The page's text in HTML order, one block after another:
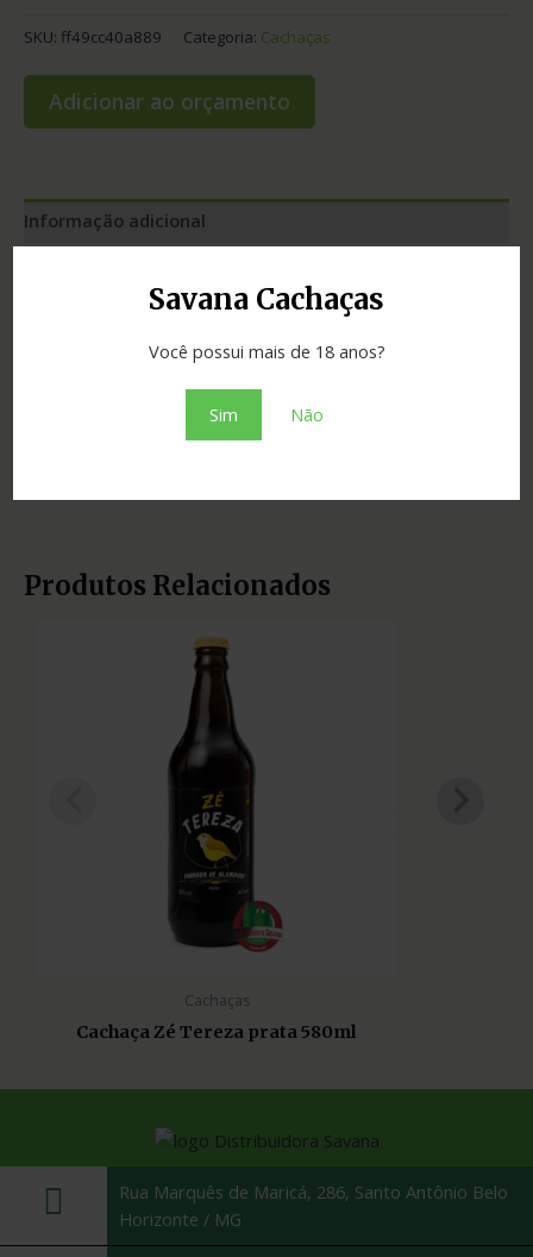
Savana Cachaças
Você possui mais de 18 anos?
Sim Não
SKU: ff49cc40a889 Categoria: Cachaças
Adicionar ao orçamento
Informação adicional
39.00
Rio de Janeiro
Produtos Relacionados
Cachaças
Cachaça Zé Tereza prata 580ml
Rua Marquês de Maricá, 286, Santo Antônio Belo
Horizonte / MG